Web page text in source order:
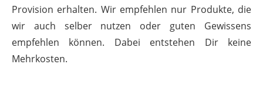
Provision erhalten. Wir empfehlen nur Produkte, die
wir auch selber nutzen oder guten Gewissens
empfehlen können. Dabei entstehen Dir keine
Mehrkosten.